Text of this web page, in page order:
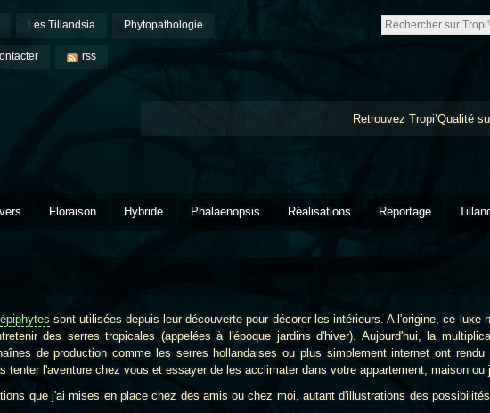
Les Tillandsia Phytopathologie
rss
Retrouvez Tropi’Qualité
Floraison Hybride Phalaenopsis Réalisations Reportage
épiphytes sont utilisées depuis leur découverte pour décorer les intérieurs. A l'origine, ce luxe
des serres tropicales (appelées à l'époque jardins d'hiver). Aujourd'hui, la
de production comme les serres hollandaises ou plus simplement internet ont
tenter l'aventure chez vous et essayer de les acclimater dans votre appartement, maison ou
que j'ai mises en place chez des amis ou chez moi, autant d'illustrations des